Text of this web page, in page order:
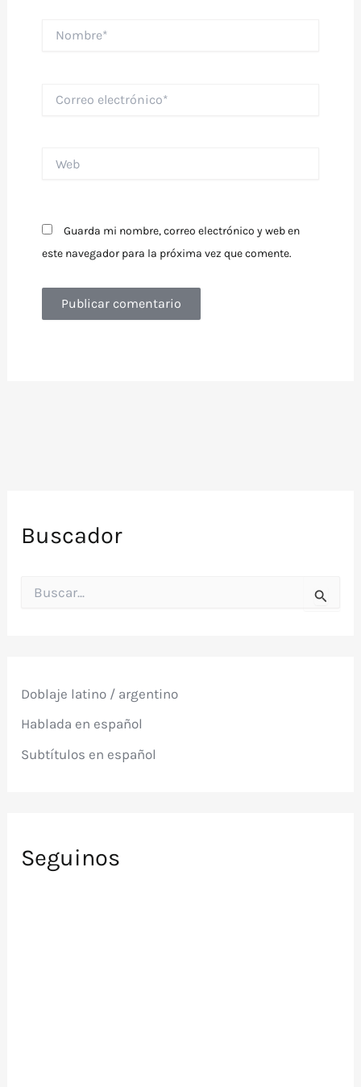
electrónico*
Guarda mi nombre, correo electrónico y web en
este navegador para la próxima vez que comente.
Buscador
o
:
Doblaje latino / argentino
Hablada en español
Subtítulos en español
Seguinos